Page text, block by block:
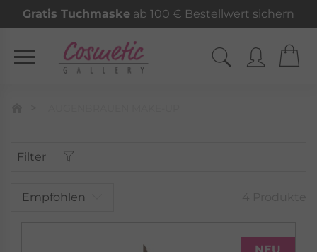
Gratis Tuchmaske ab 100 € Bestellwert sichern
Filter
Empfohlen